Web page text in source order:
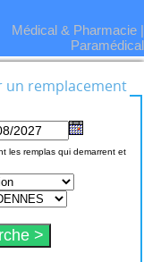
Médical & Pharmacie |
Paramédical
un remplacement